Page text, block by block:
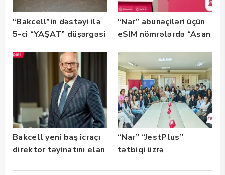
“Bakcell”in dəstəyi ilə
5-ci “YAŞAT” düşərgəsi
“Nar” abunəçiləri üçün
eSIM nömrələrdə “Asan
istifadəyə verildi
Bakcell yeni baş icraçı
direktor təyinatını elan
“Nar” “JestPlus”
tətbiqi üzrə